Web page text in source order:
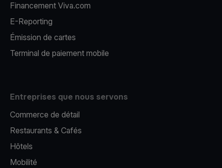
Financement Viva.com
E-Reporting
Émission de cartes
Terminal de paiement mobile
Entreprises que nous servons
Commerce de détail
Restaurants & Cafés
Hôtels
Mobilité